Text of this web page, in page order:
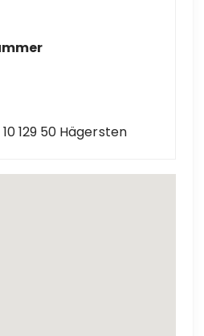
129 50 Hägersten